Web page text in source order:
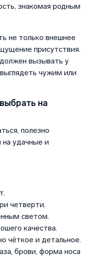
знакомая родным
не только внешнее
присутствия.
вызывать у
чужим или
на
полезно
на удачные и
четверти.
светом.
качества.
чёткое и детальное.
брови, форма носа